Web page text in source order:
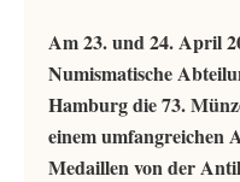
Am 23. und 24. April
Numismatische
Hamburg die 73.
einem umfangreichen
Medaillen von der